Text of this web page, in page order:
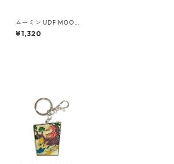
ムーミン UDF MOOMI
N ヨクサル（寝） フィ
ギュア
¥1,320